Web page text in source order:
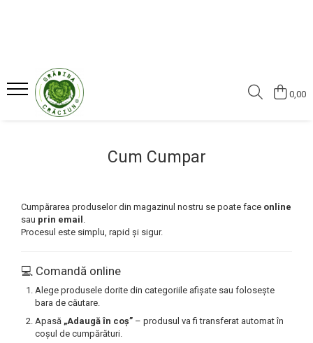
LEGUME
FRUCTE
0,00
Cum Cumpar
Cumpărarea produselor din magazinul nostru se poate face online
sau prin email .
Procesul este simplu, rapid și sigur.
💻 Comandă online
Alege produsele dorite din categoriile afișate sau folosește
bara de căutare.
Apasă „Adaugă în coș” – produsul va fi transferat automat în
coșul de cumpărături.